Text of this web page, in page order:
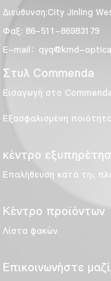
Διεύθυνση:City Jinling
Φαξ: 86-511-86983179
E-mail：qyq@kmd-
Στυλ Commenda
Εισαγωγή στο Commenda
Εξασφαλισμένη
κέντρο
Επαλήθευση κατά της
Κέντρο προϊόντων
Λίστα φακών
Επικοινωνήστε